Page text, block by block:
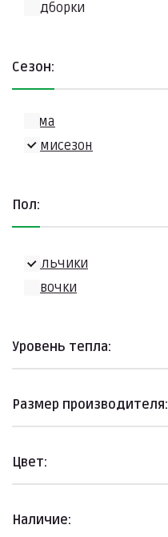
Подборки
Сезон:
Зима
Демисезон
Пол:
Мальчики
Девочки
Уровень тепла:
Размер производителя:
Цвет:
Наличие: